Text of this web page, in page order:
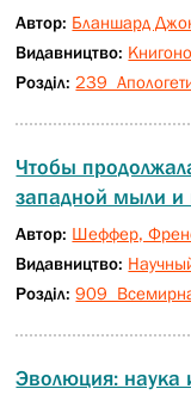
Автор: Бланшард
Видавництво:
Розділ: 239
Чтобы
западной мыли и
Автор: Шеффер,
Видавництво:
Розділ: 909
Эволюция: наука